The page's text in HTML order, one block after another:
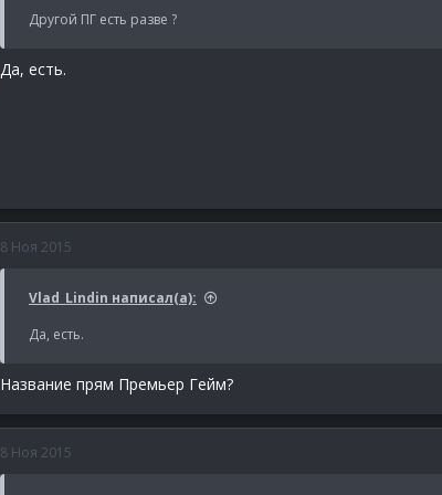
Другой ПГ есть разве ?
Да, есть.
8 Ноя 2015
Vlad_Lindin написал(а):
Да, есть.
Название прям Премьер Гейм?
8 Ноя 2015